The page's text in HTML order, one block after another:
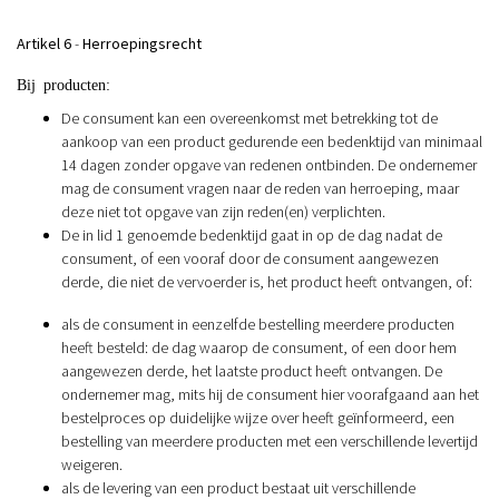
Artikel 6-Herroepingsrecht
Bij producten:
De consument kan een overeenkomst met betrekking tot de
aankoop van een product gedurende een bedenktijd van minimaal
14 dagen zonder opgave van redenen ontbinden. De ondernemer
mag de consument vragen naar de reden van herroeping, maar
deze niet tot opgave van zijn reden(en) verplichten.
De in lid 1 genoemde bedenktijd gaat in op de dag nadat de
consument, of een vooraf door de consument aangewezen
derde, die niet de vervoerder is, het product heeft ontvangen, of:
als de consument in eenzelfde bestelling meerdere producten
heeft besteld: de dag waarop de consument, of een door hem
aangewezen derde, het laatste product heeft ontvangen. De
ondernemer mag, mits hij de consument hier voorafgaand aan het
bestelproces op duidelijke wijze over heeft geïnformeerd, een
bestelling van meerdere producten met een verschillende levertijd
weigeren.
als de levering van een product bestaat uit verschillende